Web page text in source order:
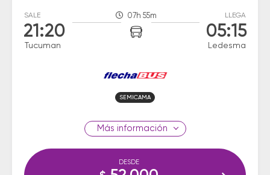
SALE
21:20
Tucuman
07h 55m LLEGA
05:15
Ledesma
SEMICAMA
información
DESDE